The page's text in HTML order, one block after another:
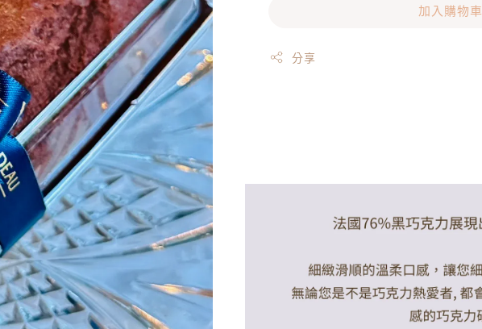
加入購物車
分享